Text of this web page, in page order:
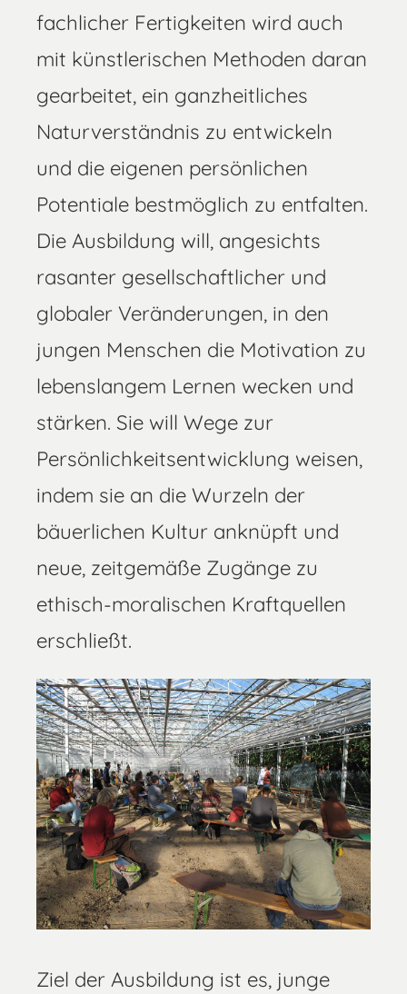
fachlicher Fertigkeiten wird auch
mit künstlerischen Methoden daran
gearbeitet, ein ganzheitliches
Naturverständnis zu entwickeln
und die eigenen persönlichen
Potentiale bestmöglich zu entfalten.
Die Ausbildung will, angesichts
rasanter gesellschaftlicher und
globaler Veränderungen, in den
jungen Menschen die Motivation zu
lebenslangem Lernen wecken und
stärken. Sie will Wege zur
Persönlichkeitsentwicklung weisen,
indem sie an die Wurzeln der
bäuerlichen Kultur anknüpft und
neue, zeitgemäße Zugänge zu
ethisch-moralischen Kraftquellen
erschließt.
Ziel der Ausbildung ist es, junge